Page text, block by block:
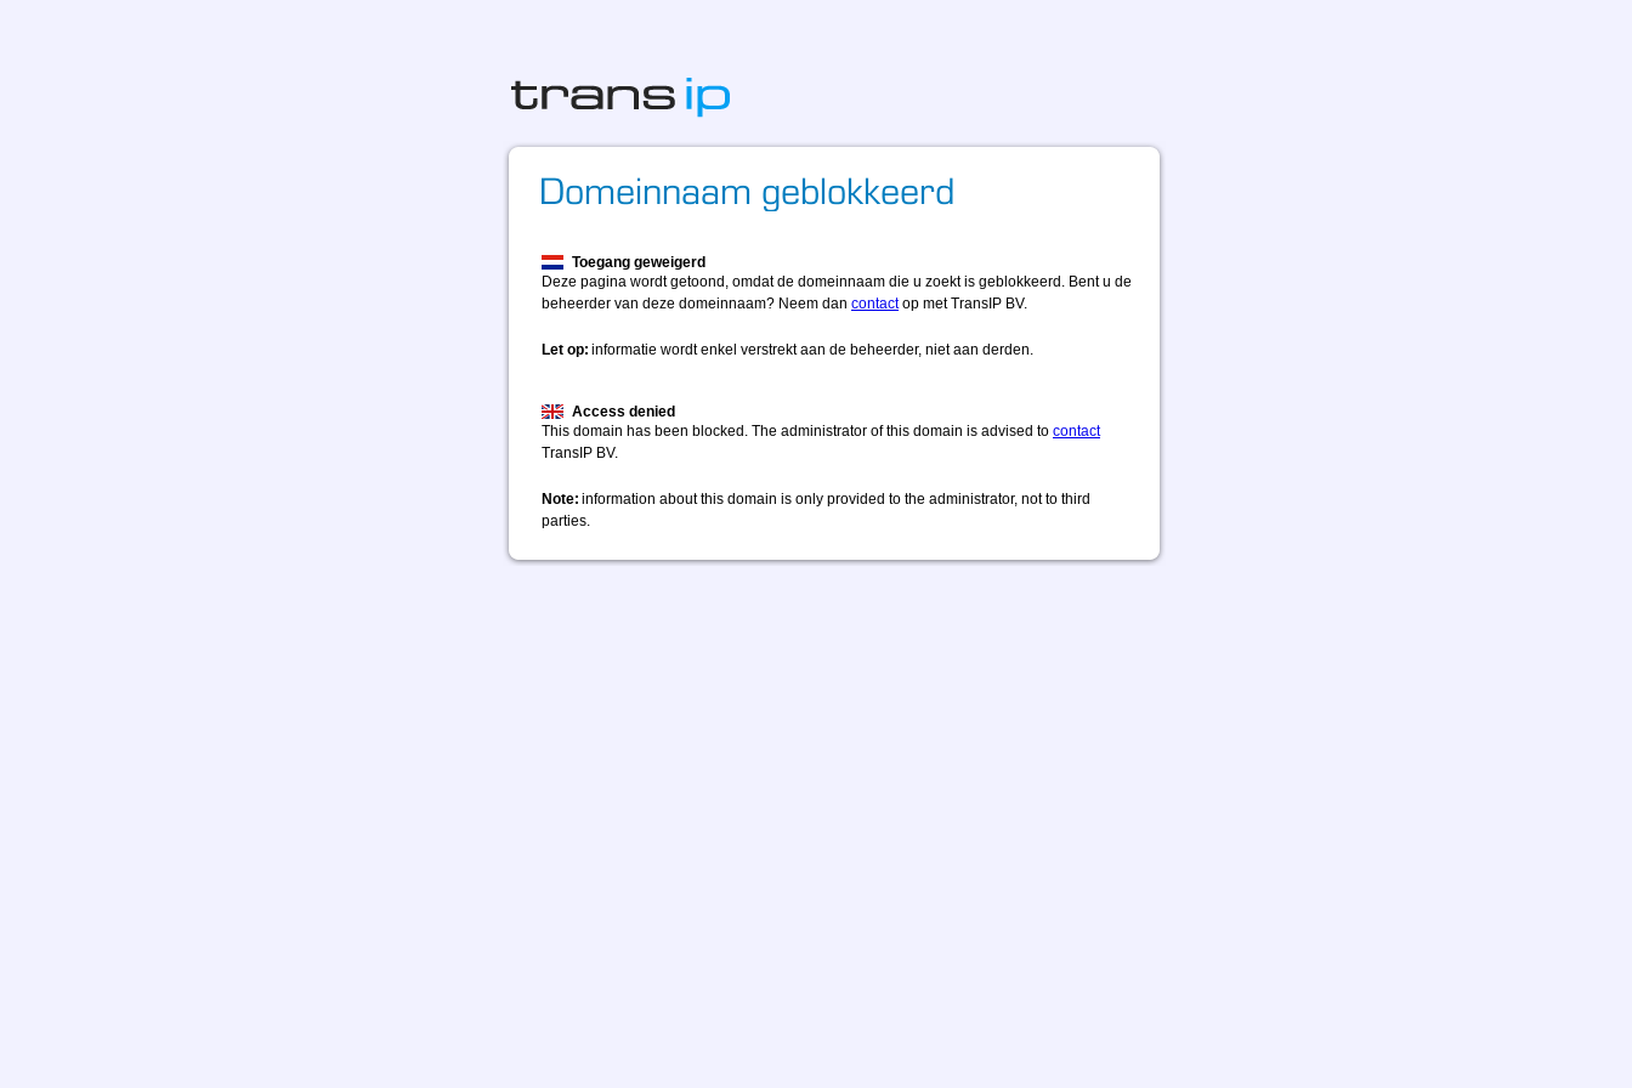
Toegang geweigerd
Deze pagina wordt getoond, omdat de domeinnaam die u zoekt is geblokkeerd. Bent u de
beheerder van deze domeinnaam? Neem dan contactop met TransIP BV.
Let op: informatie wordt enkel verstrekt aan de beheerder, niet aan derden.
Access denied
This domain has been blocked. The administrator of this domain is advised to contact
TransIP BV.
Note: information about this domain is only provided to the administrator, not to third
parties.